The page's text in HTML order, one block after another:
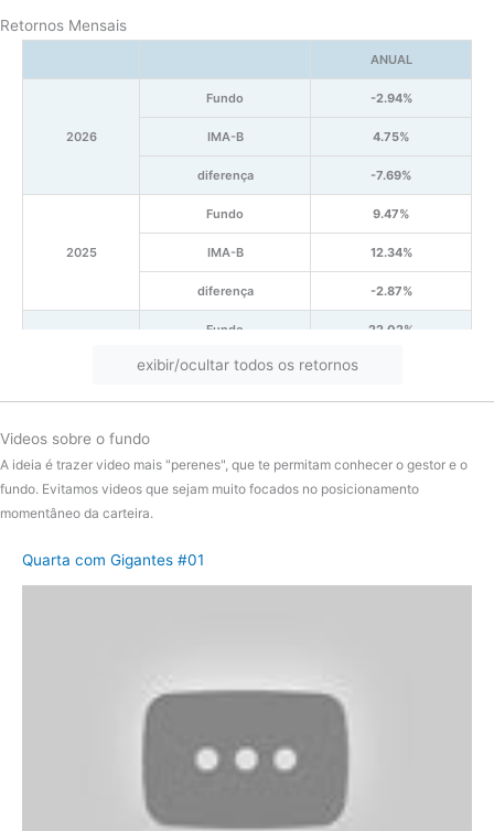
Retornos Mensais
ANUAL
2026
Fundo -2.94%
IMA-B 4.75%
diferença -7.69%
2025
Fundo 9.47%
IMA-B 12.34%
diferença -2.87%
Fundo 22.02%
IMA-B
diferença 24.04%
2023 IMA-B 16.13%
diferença
exibir/ocultar todos os retornos
Videos sobre o fundo
A ideia é trazer video mais "perenes", que te permitam conhecer o gestor e o
fundo. Evitamos videos que sejam muito focados no posicionamento
momentâneo da carteira.
Quarta com Gigantes #01